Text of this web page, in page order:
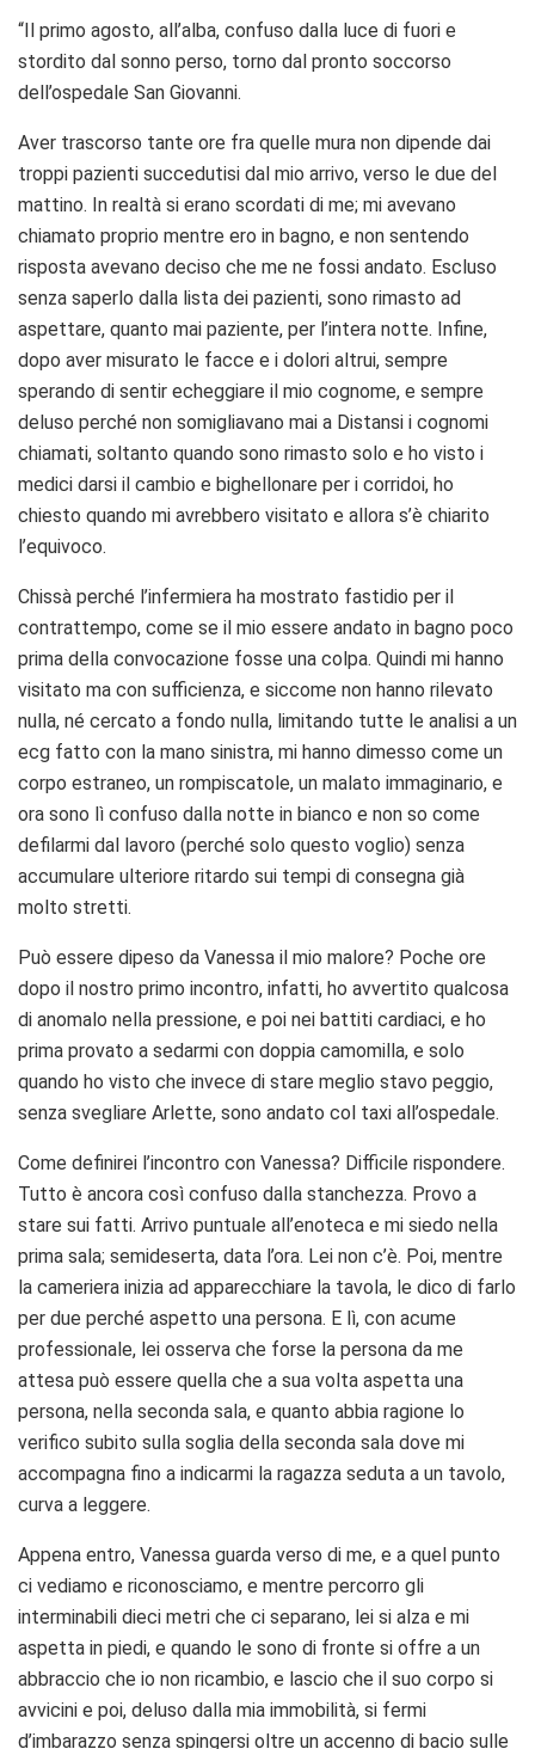
“Il primo agosto, all’alba, confuso dalla luce di fuori e
stordito dal sonno perso, torno dal pronto soccorso
dell’ospedale San Giovanni.
Aver trascorso tante ore fra quelle mura non dipende dai
troppi pazienti succedutisi dal mio arrivo, verso le due del
mattino. In realtà si erano scordati di me; mi avevano
chiamato proprio mentre ero in bagno, e non sentendo
risposta avevano deciso che me ne fossi andato. Escluso
senza saperlo dalla lista dei pazienti, sono rimasto ad
aspettare, quanto mai paziente, per l’intera notte. Infine,
dopo aver misurato le facce e i dolori altrui, sempre
sperando di sentir echeggiare il mio cognome, e sempre
deluso perché non somigliavano mai a Distansi i cognomi
chiamati, soltanto quando sono rimasto solo e ho visto i
medici darsi il cambio e bighellonare per i corridoi, ho
chiesto quando mi avrebbero visitato e allora s’è chiarito
l’equivoco.
Chissà perché l’infermiera ha mostrato fastidio per il
contrattempo, come se il mio essere andato in bagno poco
prima della convocazione fosse una colpa. Quindi mi hanno
visitato ma con sufficienza, e siccome non hanno rilevato
nulla, né cercato a fondo nulla, limitando tutte le analisi a un
ecg fatto con la mano sinistra, mi hanno dimesso come un
corpo estraneo, un rompiscatole, un malato immaginario, e
ora sono lì confuso dalla notte in bianco e non so come
defilarmi dal lavoro (perché solo questo voglio) senza
accumulare ulteriore ritardo sui tempi di consegna già
molto stretti.
Può essere dipeso da Vanessa il mio malore? Poche ore
dopo il nostro primo incontro, infatti, ho avvertito qualcosa
di anomalo nella pressione, e poi nei battiti cardiaci, e ho
prima provato a sedarmi con doppia camomilla, e solo
quando ho visto che invece di stare meglio stavo peggio,
senza svegliare Arlette, sono andato col taxi all’ospedale.
Come definirei l’incontro con Vanessa? Difficile rispondere.
Tutto è ancora così confuso dalla stanchezza. Provo a
stare sui fatti. Arrivo puntuale all’enoteca e mi siedo nella
prima sala; semideserta, data l’ora. Lei non c’è. Poi, mentre
la cameriera inizia ad apparecchiare la tavola, le dico di farlo
per due perché aspetto una persona. E lì, con acume
professionale, lei osserva che forse la persona da me
attesa può essere quella che a sua volta aspetta una
persona, nella seconda sala, e quanto abbia ragione lo
verifico subito sulla soglia della seconda sala dove mi
accompagna fino a indicarmi la ragazza seduta a un tavolo,
curva a leggere.
Appena entro, Vanessa guarda verso di me, e a quel punto
ci vediamo e riconosciamo, e mentre percorro gli
interminabili dieci metri che ci separano, lei si alza e mi
aspetta in piedi, e quando le sono di fronte si offre a un
abbraccio che io non ricambio, e lascio che il suo corpo si
avvicini e poi, deluso dalla mia immobilità, si fermi
d’imbarazzo senza spingersi oltre un accenno di bacio sulle